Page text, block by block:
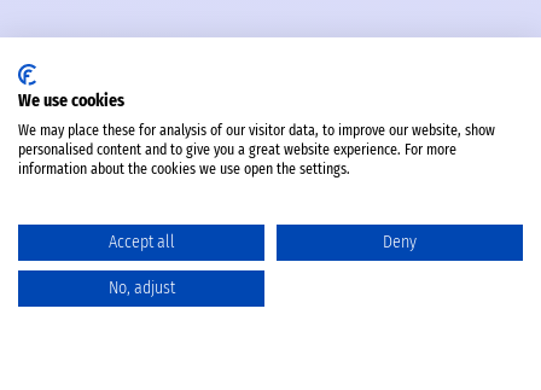
We use cookies
We may place these for analysis of our visitor data, to improve our website, show
personalised content and to give you a great website experience. For more
information about the cookies we use open the settings.
Accept all Deny
No, adjust